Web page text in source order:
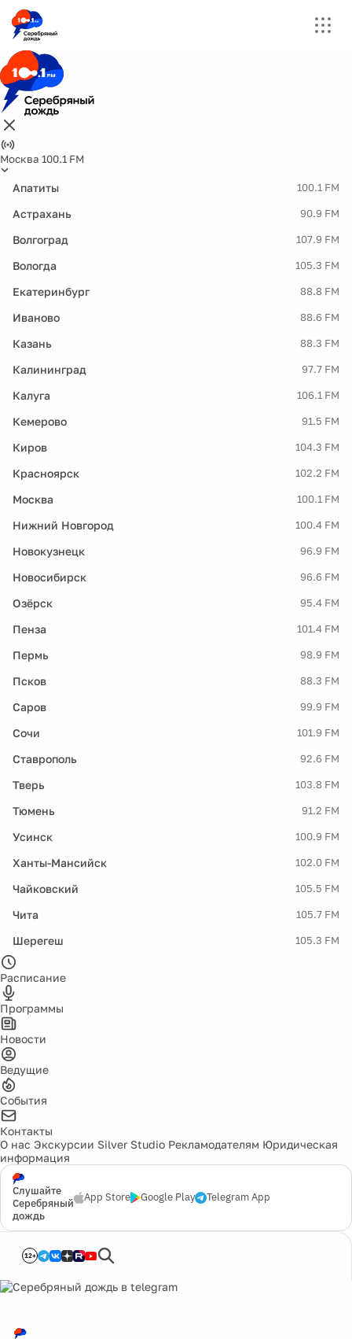
Москва 100.1 FM
Апатиты 100.1 FM
Астрахань 90.9 FM
Волгоград 107.9 FM
Вологда 105.3 FM
Екатеринбург 88.8 FM
Иваново 88.6 FM
Казань 88.3 FM
Калининград 97.7 FM
Калуга 106.1 FM
Кемерово 91.5 FM
Киров 104.3 FM
Красноярск 102.2 FM
Москва 100.1 FM
Нижний Новгород 100.4 FM
Новокузнецк 96.9 FM
Новосибирск 96.6 FM
Озёрск 95.4 FM
Пенза 101.4 FM
Пермь 98.9 FM
Псков 88.3 FM
Саров 99.9 FM
Сочи 101.9 FM
Ставрополь 92.6 FM
Тверь 103.8 FM
Тюмень 91.2 FM
Усинск 100.9 FM
Ханты-Мансийск 102.0 FM
Чайковский 105.5 FM
Чита 105.7 FM
Шерегеш 105.3 FM
Расписание
Программы
Новости
Ведущие
События
Контакты
О нас Экскурсии Silver Studio Рекламодателям Юридическая
информация
Слушайте
Серебряный
дождь
App Store Google Play Telegram App
12+